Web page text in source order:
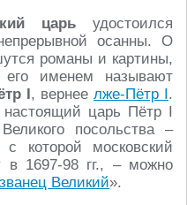
царь удостоился
осанны. О
романы и картины,
его именем называют
I, вернее лже-Пётр I.
настоящий царь Пётр I
посольства –
которой московский
в 1697-98 гг., – можно
Великий».